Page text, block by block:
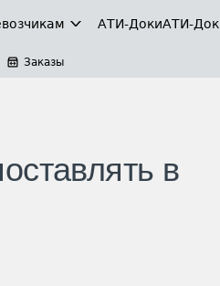
АТИ-ДокиАТИ-
Заказы
в